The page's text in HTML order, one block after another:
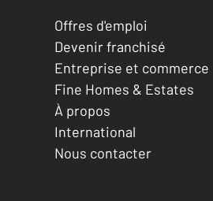
Offres d'emploi
Devenir franchisé
Entreprise et commerce
Fine Homes & Estates
À propos
International
Nous contacter